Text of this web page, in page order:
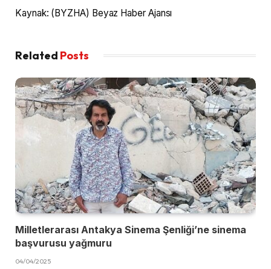
Kaynak: (BYZHA) Beyaz Haber Ajansı
Related Posts
Milletlerarası Antakya Sinema Şenliği’ne sinema
başvurusu yağmuru
04/04/2025